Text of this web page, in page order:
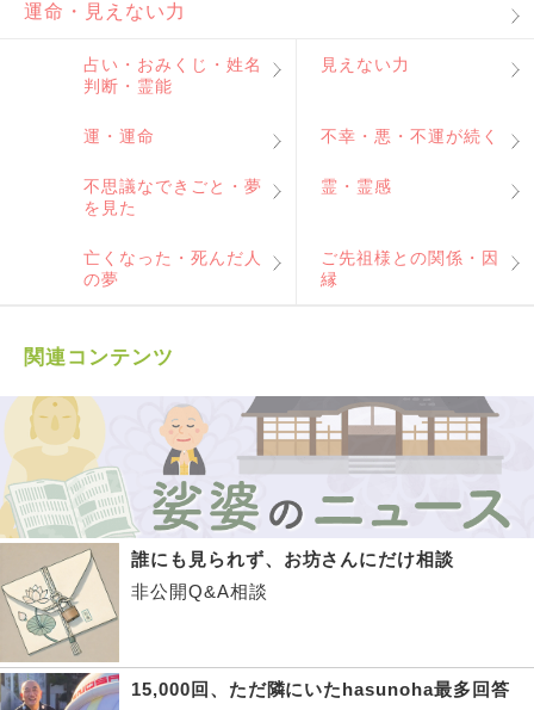
運命・見えない力
占い・おみくじ・姓名
判断・霊能
見えない力
運・運命 不幸・悪・不運が続く
不思議なできごと・夢
を見た
霊・霊感
亡くなった・死んだ人
の夢
ご先祖様との関係・因
縁
関連コンテンツ
誰にも見られず、お坊さんにだけ相談
非公開Q&A相談
15,000回、ただ隣にいたhasunoha最多回答